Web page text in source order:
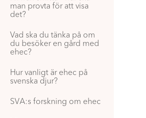
man provta för att visa
det?
Vad ska du tänka på om
du besöker en gård med
ehec?
Hur vanligt är ehec på
svenska djur?
SVA:s forskning om ehec